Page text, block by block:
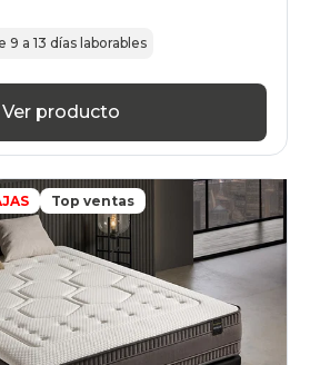
a 13 días laborables
Ver producto
Top ventas